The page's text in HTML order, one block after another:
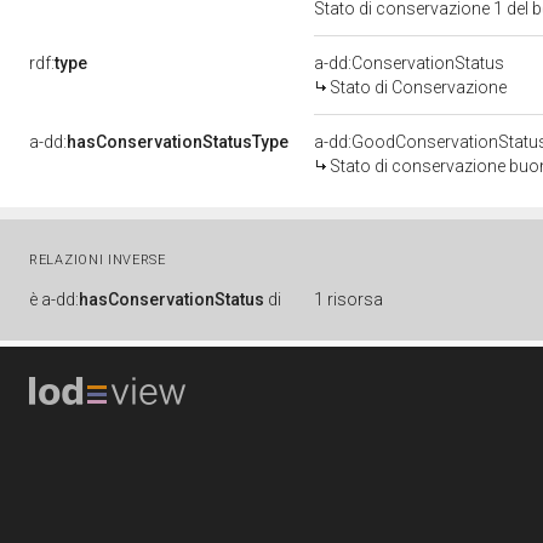
Stato di conservazione 1 del
rdf:type
a-dd:ConservationStatus
Stato di Conservazione
a-dd:hasConservationStatusType
a-
Stato di conservazione
RELAZIONI INVERSE
è a-dd:hasConservationStatus di 1 risorsa